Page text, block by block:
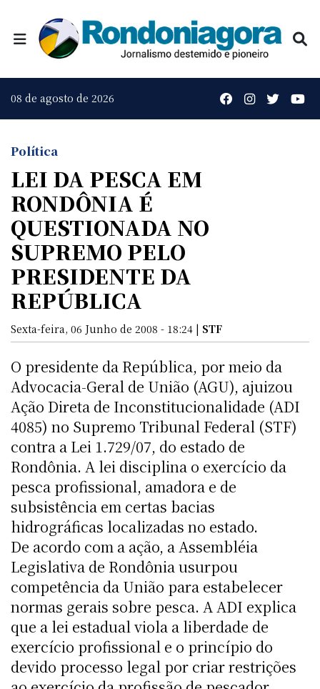
08 de agosto de 2026
Política
LEI DA PESCA EM
RONDÔNIA É
QUESTIONADA NO
SUPREMO PELO
PRESIDENTE DA
REPÚBLICA
Sexta-feira, 06 Junho de 2008 - 18:24 | STF
O presidente da República, por meio da
Advocacia-Geral de União (AGU), ajuizou
Ação Direta de Inconstitucionalidade (ADI
4085) no Supremo Tribunal Federal (STF)
contra a Lei 1.729/07, do estado de
Rondônia. A lei disciplina o exercício da
pesca profissional, amadora e de
subsistência em certas bacias
hidrográficas localizadas no estado.
De acordo com a ação, a Assembléia
Legislativa de Rondônia usurpou
competência da União para estabelecer
normas gerais sobre pesca. A ADI explica
que a lei estadual viola a liberdade de
exercício profissional e o princípio do
devido processo legal por criar restrições